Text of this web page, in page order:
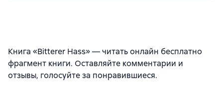
Книга «Bitterer Hass» — читать онлайн бесплатно
фрагмент книги. Оставляйте комментарии и
отзывы, голосуйте за понравившиеся.